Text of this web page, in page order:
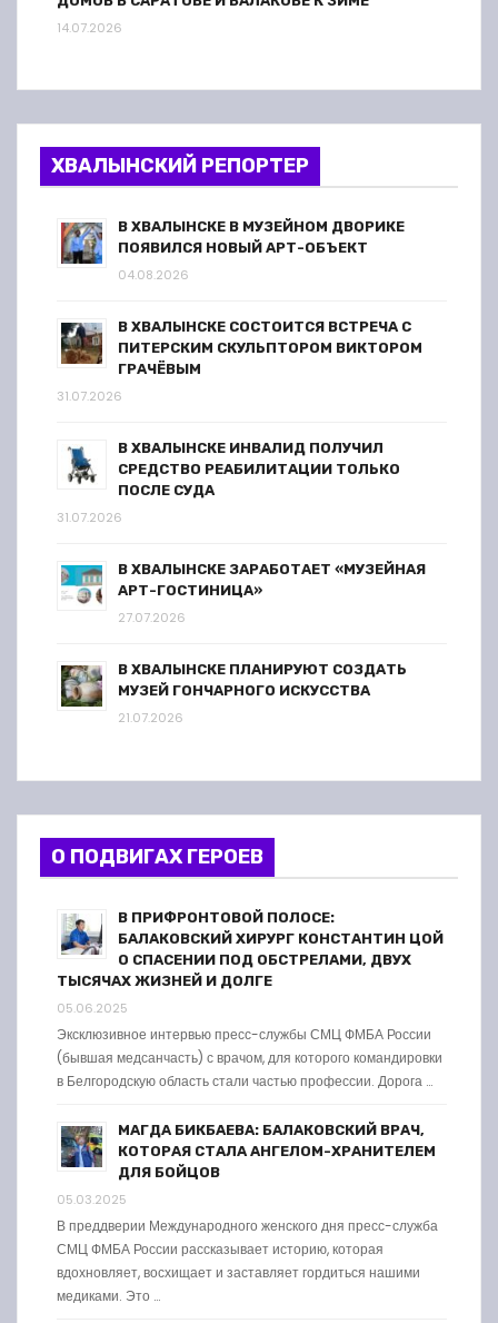
14.07.2026
ХВАЛЫНСКИЙ РЕПОРТЕР
В ХВАЛЫНСКЕ В МУЗЕЙНОМ ДВОРИКЕ
ПОЯВИЛСЯ НОВЫЙ АРТ-ОБЪЕКТ
04.08.2026
В ХВАЛЫНСКЕ СОСТОИТСЯ ВСТРЕЧА С
ПИТЕРСКИМ СКУЛЬПТОРОМ ВИКТОРОМ
ГРАЧЁВЫМ
31.07.2026
В ХВАЛЫНСКЕ ИНВАЛИД ПОЛУЧИЛ
СРЕДСТВО РЕАБИЛИТАЦИИ ТОЛЬКО
ПОСЛЕ СУДА
31.07.2026
В ХВАЛЫНСКЕ ЗАРАБОТАЕТ «МУЗЕЙНАЯ
АРТ-ГОСТИНИЦА»
27.07.2026
В ХВАЛЫНСКЕ ПЛАНИРУЮТ СОЗДАТЬ
МУЗЕЙ ГОНЧАРНОГО ИСКУССТВА
21.07.2026
О ПОДВИГАХ ГЕРОЕВ
В ПРИФРОНТОВОЙ ПОЛОСЕ:
БАЛАКОВСКИЙ ХИРУРГ КОНСТАНТИН ЦОЙ
О СПАСЕНИИ ПОД ОБСТРЕЛАМИ, ДВУХ
ТЫСЯЧАХ ЖИЗНЕЙ И ДОЛГЕ
05.06.2025
Эксклюзивное интервью пресс-службы СМЦ ФМБА России
(бывшая медсанчасть) с врачом, для которого командировки
в Белгородскую область стали частью профессии. Дорога …
МАГДА БИКБАЕВА: БАЛАКОВСКИЙ ВРАЧ,
КОТОРАЯ СТАЛА АНГЕЛОМ-ХРАНИТЕЛЕМ
ДЛЯ БОЙЦОВ
05.03.2025
В преддверии Международного женского дня пресс-служба
СМЦ ФМБА России рассказывает историю, которая
вдохновляет, восхищает и заставляет гордиться нашими
медиками. Это …